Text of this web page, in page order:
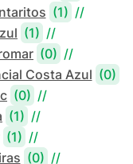
(1) //
(1) //
(0) //
Costa Azul (0)
(0) //
(1) //
(1) //
(0) //